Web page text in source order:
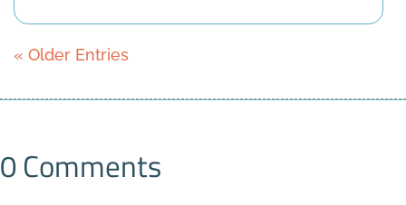
« Older Entries
0 Comments